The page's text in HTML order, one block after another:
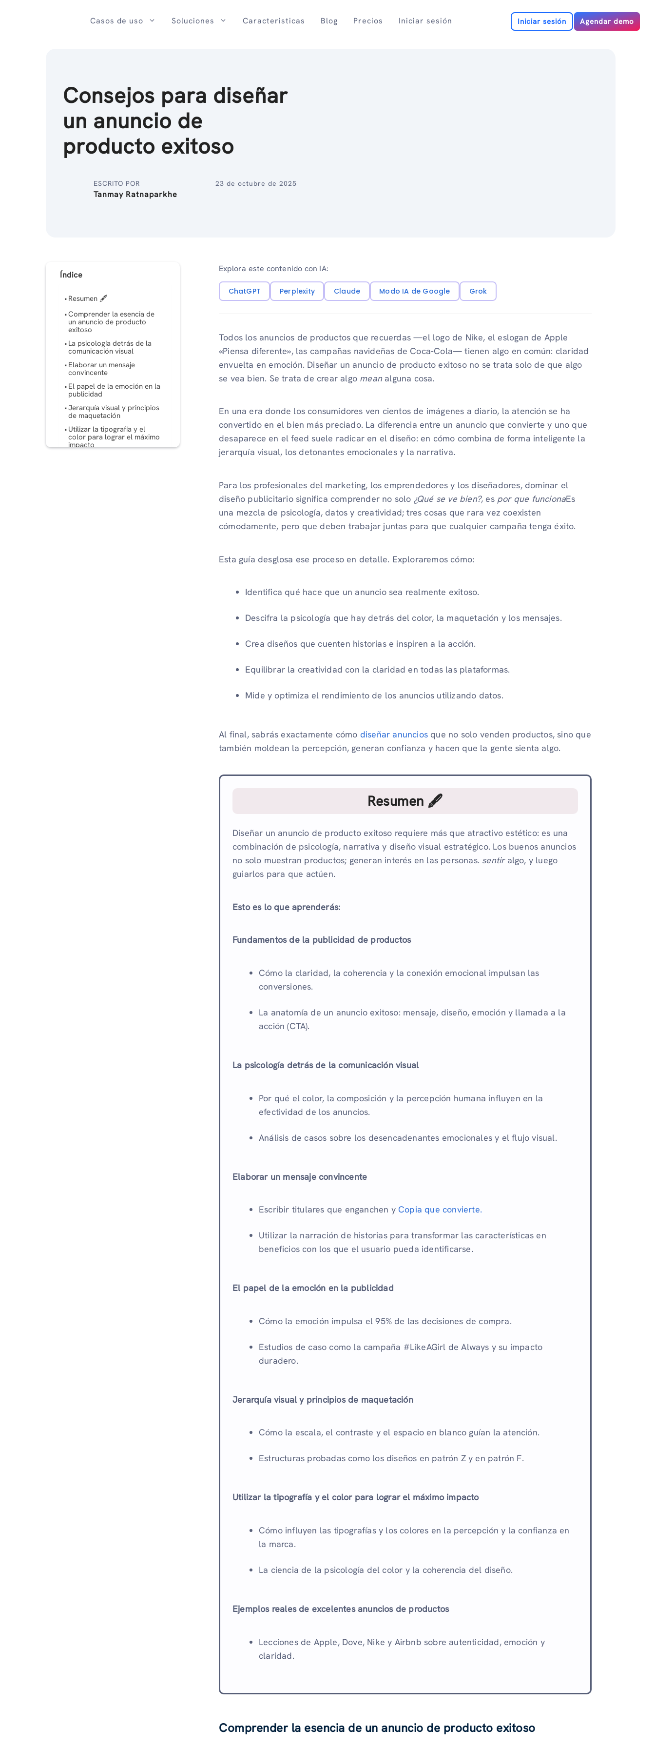
Casos de uso Soluciones Caracteristicas Blog Precios Iniciar sesión Iniciar sesión Agendar demo
Consejos para diseñar
un anuncio de
producto exitoso
ESCRITO POR
Tanmay Ratnaparkhe
23 de octubre de 2025
Índice
Resumen 🖋
Comprender la esencia de
un anuncio de producto
exitoso
La psicología detrás de la
comunicación visual
Elaborar un mensaje
convincente
El papel de la emoción en la
publicidad
Jerarquía visual y principios
de maquetación
Utilizar la tipografía y el
color para lograr el máximo
impacto
Explora este contenido con IA:
ChatGPT Perplexity Claude Modo IA de Google Grok
Todos los anuncios de productos que recuerdas —el logo de Nike, el eslogan de Apple
«Piensa diferente», las campañas navideñas de Coca-Cola— tienen algo en común: claridad
envuelta en emoción. Diseñar un anuncio de producto exitoso no se trata solo de que algo
se vea bien. Se trata de crear algo meanalguna cosa.
En una era donde los consumidores ven cientos de imágenes a diario, la atención se ha
convertido en el bien más preciado. La diferencia entre un anuncio que convierte y uno que
desaparece en el feed suele radicar en el diseño: en cómo combina de forma inteligente la
jerarquía visual, los detonantes emocionales y la narrativa.
Para los profesionales del marketing, los emprendedores y los diseñadores, dominar el
diseño publicitario significa comprender no solo ¿Qué se ve bien?, es por que funcionaEs
una mezcla de psicología, datos y creatividad; tres cosas que rara vez coexisten
cómodamente, pero que deben trabajar juntas para que cualquier campaña tenga éxito.
Esta guía desglosa ese proceso en detalle. Exploraremos cómo:
Identifica qué hace que un anuncio sea realmente exitoso.
Descifra la psicología que hay detrás del color, la maquetación y los mensajes.
Crea diseños que cuenten historias e inspiren a la acción.
Equilibrar la creatividad con la claridad en todas las plataformas.
Mide y optimiza el rendimiento de los anuncios utilizando datos.
Al final, sabrás exactamente cómo diseñar anuncios que no solo venden productos, sino que
también moldean la percepción, generan confianza y hacen que la gente sienta algo.
Resumen 🖋
Diseñar un anuncio de producto exitoso requiere más que atractivo estético: es una
combinación de psicología, narrativa y diseño visual estratégico. Los buenos anuncios
no solo muestran productos; generan interés en las personas. sentiralgo, y luego
guiarlos para que actúen.
Esto es lo que aprenderás:
Fundamentos de la publicidad de productos
Cómo la claridad, la coherencia y la conexión emocional impulsan las
conversiones.
La anatomía de un anuncio exitoso: mensaje, diseño, emoción y llamada a la
acción (CTA).
La psicología detrás de la comunicación visual
Por qué el color, la composición y la percepción humana influyen en la
efectividad de los anuncios.
Análisis de casos sobre los desencadenantes emocionales y el flujo visual.
Elaborar un mensaje convincente
Escribir titulares que enganchen y Copia que convierte.
Utilizar la narración de historias para transformar las características en
beneficios con los que el usuario pueda identificarse.
El papel de la emoción en la publicidad
Cómo la emoción impulsa el 95% de las decisiones de compra.
Estudios de caso como la campaña #LikeAGirl de Always y su impacto
duradero.
Jerarquía visual y principios de maquetación
Cómo la escala, el contraste y el espacio en blanco guían la atención.
Estructuras probadas como los diseños en patrón Z y en patrón F.
Utilizar la tipografía y el color para lograr el máximo impacto
Cómo influyen las tipografías y los colores en la percepción y la confianza en
la marca.
La ciencia de la psicología del color y la coherencia del diseño.
Ejemplos reales de excelentes anuncios de productos
Lecciones de Apple, Dove, Nike y Airbnb sobre autenticidad, emoción y
claridad.
Comprender la esencia de un anuncio de producto exitoso